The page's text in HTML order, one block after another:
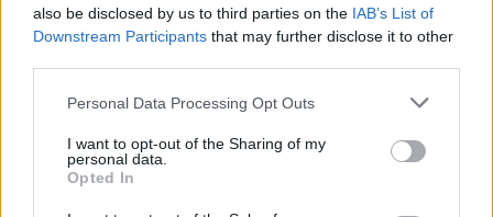
also be disclosed by us to third parties on the IAB’s List of
Downstream Participants that may further disclose it to other
Personal Data Processing Opt Outs
I want to opt-out of the Sharing of my
personal data.
Opted In
Foppolo (10)
Fornovo San Giovanni (71)
Fuipiano Valle Imagna (3)
Gandino (154)